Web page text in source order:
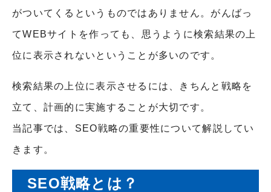
がついてくるというものではありません。がんばっ
てWEBサイトを作っても、思うように検索結果の上
位に表示されないということが多いのです。
検索結果の上位に表示させるには、きちんと戦略を
立て、計画的に実施することが大切です。
当記事では、SEO戦略の重要性について解説してい
きます。
SEO戦略とは？